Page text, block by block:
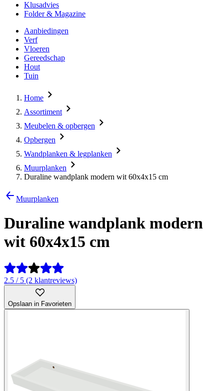
Klusadvies
Folder & Magazine
Aanbiedingen
Verf
Vloeren
Gereedschap
Hout
Tuin
Home
Assortiment
Meubelen & opbergen
Opbergen
Wandplanken & legplanken
Muurplanken
Duraline wandplank modern wit 60x4x15 cm
Muurplanken
Duraline wandplank modern
wit 60x4x15 cm
2.5 / 5 (2 klantreviews)
Opslaan in Favorieten